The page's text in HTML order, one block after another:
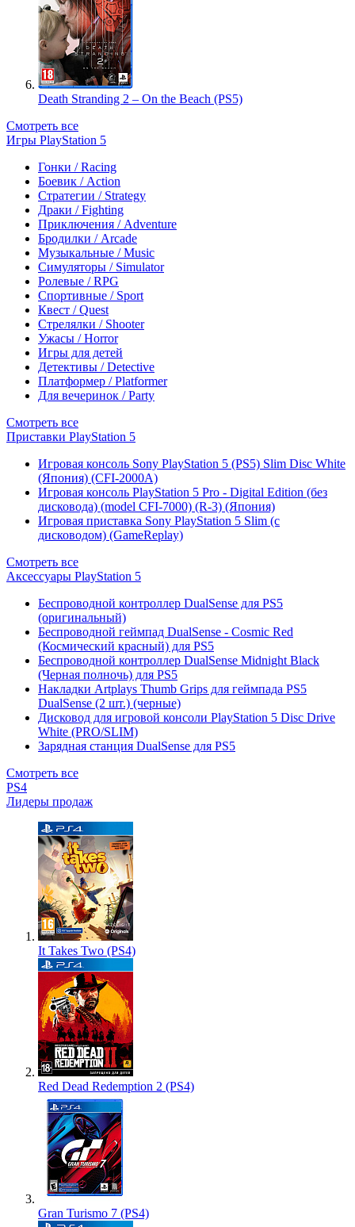
Death Stranding 2 – On the Beach (PS5)
Смотреть все
Игры PlayStation 5
Гонки / Racing
Боевик / Action
Стратегии / Strategy
Драки / Fighting
Приключения / Adventure
Бродилки / Arcade
Музыкальные / Music
Симуляторы / Simulator
Ролевые / RPG
Спортивные / Sport
Квест / Quest
Стрелялки / Shooter
Ужасы / Horror
Игры для детей
Детективы / Detective
Платформер / Platformer
Для вечеринок / Party
Смотреть все
Приставки PlayStation 5
Игровая консоль Sony PlayStation 5 (PS5) Slim Disc White
(Япония) (CFI-2000A)
Игровая консоль PlayStation 5 Pro - Digital Edition (без
дисковода) (model CFI-7000) (R-3) (Япония)
Игровая приставка Sony PlayStation 5 Slim (с
дисководом) (GameReplay)
Смотреть все
Аксессуары PlayStation 5
Беспроводной контроллер DualSense для PS5
(оригинальный)
Беспроводной геймпад DualSense - Cosmic Red
(Космический красный) для PS5
Беспроводной контроллер DualSense Midnight Black
(Черная полночь) для PS5
Накладки Artplays Thumb Grips для геймпада PS5
DualSense (2 шт.) (черные)
Дисковод для игровой консоли PlayStation 5 Disc Drive
White (PRO/SLIM)
Зарядная станция DualSense для PS5
Смотреть все
PS4
Лидеры продаж
It Takes Two (PS4)
Red Dead Redemption 2 (PS4)
Gran Turismo 7 (PS4)